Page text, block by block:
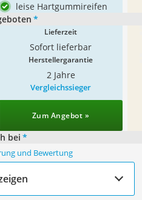
leise Hartgummireifen
*
Lieferzeit
Sofort lieferbar
Herstellergarantie
2 Jahre
Vergleichssieger
Zum Angebot »
bei *
und Bewertung